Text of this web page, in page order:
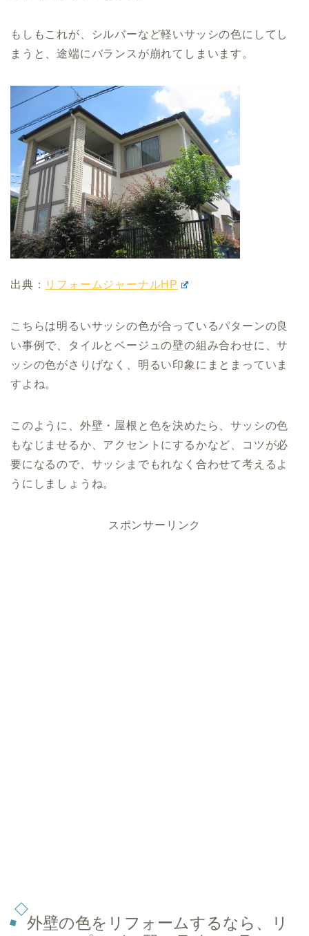
もしもこれが、シルバーなど軽いサッシの色にしてし
まうと、途端にバランスが崩れてしまいます。
出典： リフォームジャーナルHP
こちらは明るいサッシの色が合っているパターンの良
い事例で、タイルとベージュの壁の組み合わせに、サ
ッシの色がさりげなく、明るい印象にまとまっていま
すよね。
このように、外壁・屋根と色を決めたら、サッシの色
もなじませるか、アクセントにするかなど、コツが必
要になるので、サッシまでもれなく合わせて考えるよ
うにしましょうね。
スポンサーリンク
外壁の色をリフォームするなら、リ